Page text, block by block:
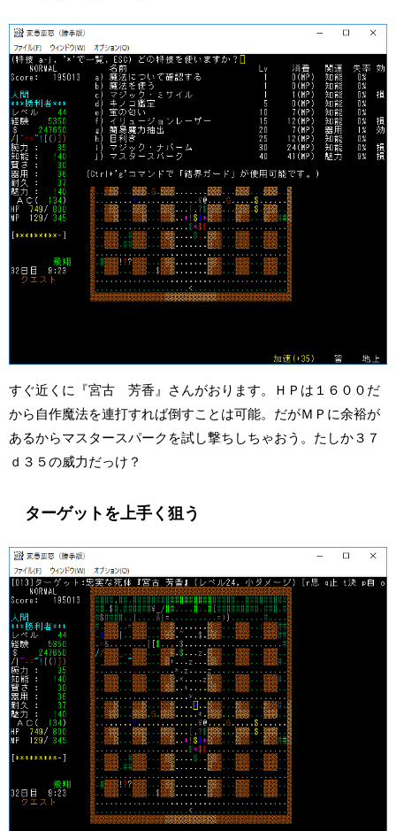
すぐ近くに『宮古 芳香』さんがおります。ＨＰは１６００だ
から自作魔法を連打すれば倒すことは可能。だがＭＰに余裕が
あるからマスタースパークを試し撃ちしちゃおう。たしか３７
ｄ３５の威力だっけ？
ターゲットを上手く狙う